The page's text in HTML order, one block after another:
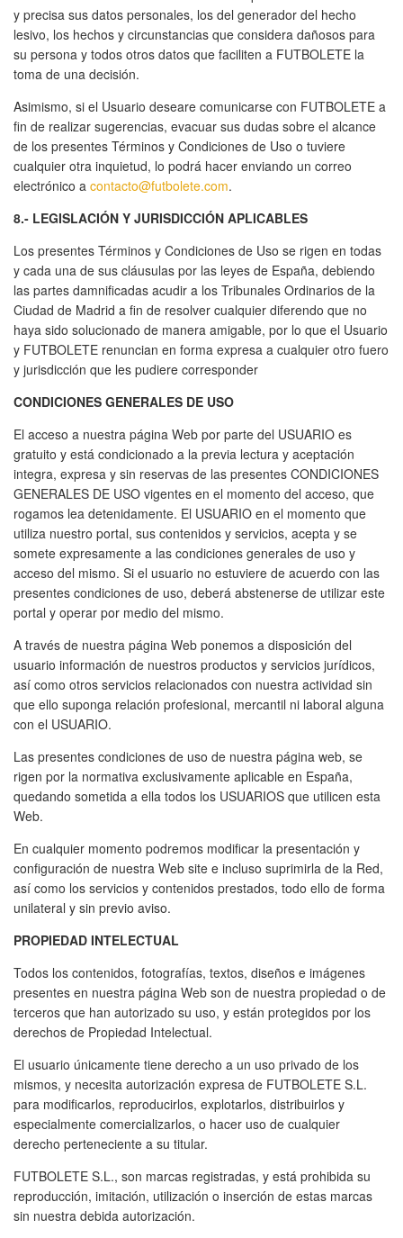
y precisa sus datos personales, los del generador del hecho
lesivo, los hechos y circunstancias que considera dañosos para
su persona y todos otros datos que faciliten a FUTBOLETE la
toma de una decisión.
Asimismo, si el Usuario deseare comunicarse con FUTBOLETE a
fin de realizar sugerencias, evacuar sus dudas sobre el alcance
de los presentes Términos y Condiciones de Uso o tuviere
cualquier otra inquietud, lo podrá hacer enviando un correo
electrónico a contacto@futbolete.com.
8.- LEGISLACIÓN Y JURISDICCIÓN APLICABLES
Los presentes Términos y Condiciones de Uso se rigen en todas
y cada una de sus cláusulas por las leyes de España, debiendo
las partes damnificadas acudir a los Tribunales Ordinarios de la
Ciudad de Madrid a fin de resolver cualquier diferendo que no
haya sido solucionado de manera amigable, por lo que el Usuario
y FUTBOLETE renuncian en forma expresa a cualquier otro fuero
y jurisdicción que les pudiere corresponder
CONDICIONES GENERALES DE USO
El acceso a nuestra página Web por parte del USUARIO es
gratuito y está condicionado a la previa lectura y aceptación
integra, expresa y sin reservas de las presentes CONDICIONES
GENERALES DE USO vigentes en el momento del acceso, que
rogamos lea detenidamente. El USUARIO en el momento que
utiliza nuestro portal, sus contenidos y servicios, acepta y se
somete expresamente a las condiciones generales de uso y
acceso del mismo. Si el usuario no estuviere de acuerdo con las
presentes condiciones de uso, deberá abstenerse de utilizar este
portal y operar por medio del mismo.
A través de nuestra página Web ponemos a disposición del
usuario información de nuestros productos y servicios jurídicos,
así como otros servicios relacionados con nuestra actividad sin
que ello suponga relación profesional, mercantil ni laboral alguna
con el USUARIO.
Las presentes condiciones de uso de nuestra página web, se
rigen por la normativa exclusivamente aplicable en España,
quedando sometida a ella todos los USUARIOS que utilicen esta
Web.
En cualquier momento podremos modificar la presentación y
configuración de nuestra Web site e incluso suprimirla de la Red,
así como los servicios y contenidos prestados, todo ello de forma
unilateral y sin previo aviso.
PROPIEDAD INTELECTUAL
Todos los contenidos, fotografías, textos, diseños e imágenes
presentes en nuestra página Web son de nuestra propiedad o de
terceros que han autorizado su uso, y están protegidos por los
derechos de Propiedad Intelectual.
El usuario únicamente tiene derecho a un uso privado de los
mismos, y necesita autorización expresa de FUTBOLETE S.L.
para modificarlos, reproducirlos, explotarlos, distribuirlos y
especialmente comercializarlos, o hacer uso de cualquier
derecho perteneciente a su titular.
FUTBOLETE S.L., son marcas registradas, y está prohibida su
reproducción, imitación, utilización o inserción de estas marcas
sin nuestra debida autorización.